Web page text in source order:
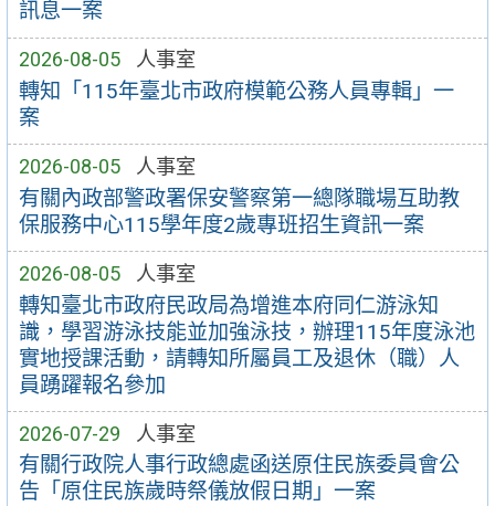
訊息一案
2026-08-05 人事室
轉知「115年臺北市政府模範公務人員專輯」一
案
2026-08-05 人事室
有關內政部警政署保安警察第一總隊職場互助教
保服務中心115學年度2歲專班招生資訊一案
2026-08-05 人事室
轉知臺北市政府民政局為增進本府同仁游泳知
識，學習游泳技能並加強泳技，辦理115年度泳池
實地授課活動，請轉知所屬員工及退休（職）人
員踴躍報名參加
2026-07-29 人事室
有關行政院人事行政總處函送原住民族委員會公
告「原住民族歲時祭儀放假日期」一案